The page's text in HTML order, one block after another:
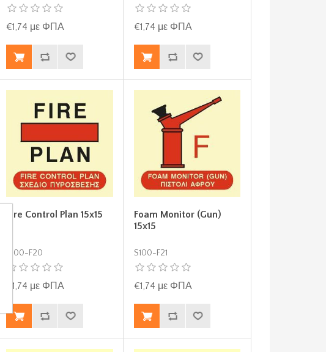
€1,74 με ΦΠΑ €1,74 με ΦΠΑ
Fire Control Plan 15x15
S100-F20
€1,74 με ΦΠΑ
Foam Monitor (Gun)
15x15
S100-F21
€1,74 με ΦΠΑ